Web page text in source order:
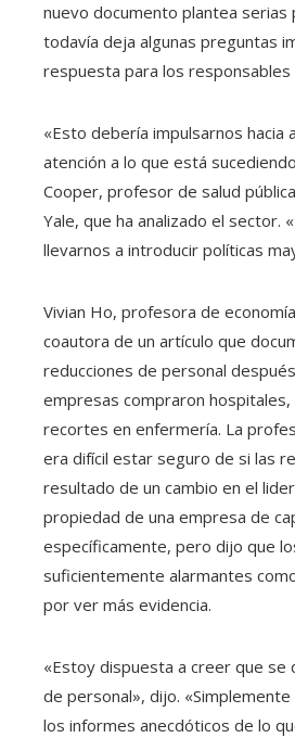
nuevo documento plantea serias
todavía deja algunas preguntas
respuesta para los responsables
«Esto debería impulsarnos hacia
atención a lo que está
Cooper, profesor de salud
Yale, que ha analizado el sector.
llevarnos a introducir políticas
Vivian Ho, profesora de
coautora de un artículo que
reducciones de personal
empresas compraron hospitales,
recortes en enfermería. La
era difícil estar seguro de si las
resultado de un cambio en el
propiedad de una empresa de
específicamente, pero dijo que
suficientemente alarmantes
por ver más evidencia.
«Estoy dispuesta a creer que se
de personal», dijo.
los informes anecdóticos de lo